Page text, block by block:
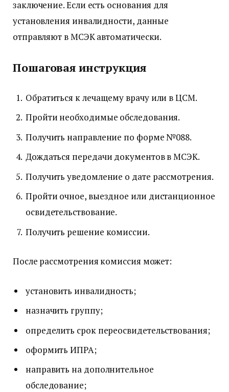
заключение. Если есть основания для
установления инвалидности, данные
отправляют в МСЭК автоматически.
Пошаговая инструкция
Обратиться к лечащему врачу или в ЦСМ.
Пройти необходимые обследования.
Получить направление по форме №088.
Дождаться передачи документов в МСЭК.
Получить уведомление о дате рассмотрения.
Пройти очное, выездное или дистанционное
освидетельствование.
Получить решение комиссии.
После рассмотрения комиссия может:
установить инвалидность;
назначить группу;
определить срок переосвидетельствования;
оформить ИПРА;
направить на дополнительное
обследование;